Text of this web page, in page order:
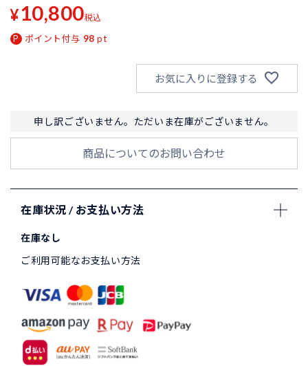
¥10,800税込
ポイント付与 98 pt
お気に入りに登録する
申し訳ございません。ただいま在庫がございません。
商品についてのお問い合わせ
在庫状況 / お支払い方法
在庫なし
ご利用可能なお支払い方法